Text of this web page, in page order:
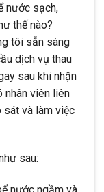
nước sạch,
thế nào?
tôi sẵn sàng
dịch vụ thau
sau khi nhận
nhân viên liên
sát và làm việc
sau: